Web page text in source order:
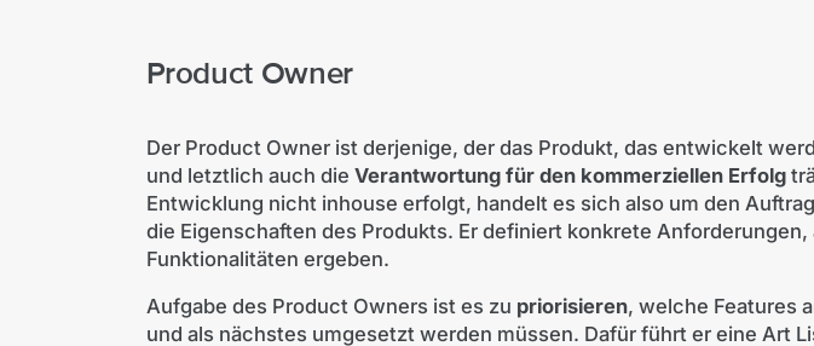
Product Owner
Der Product Owner ist derjenige, der das Produkt, das entwickelt
und letztlich auch die Verantwortung für den kommerziellen Erfolg
Entwicklung nicht inhouse erfolgt, handelt es sich also um den
die Eigenschaften des Produkts. Er definiert konkrete Anforderungen,
Funktionalitäten ergeben.
Aufgabe des Product Owners ist es zu priorisieren, welche Features
und als nächstes umgesetzt werden müssen. Dafür führt er eine Art